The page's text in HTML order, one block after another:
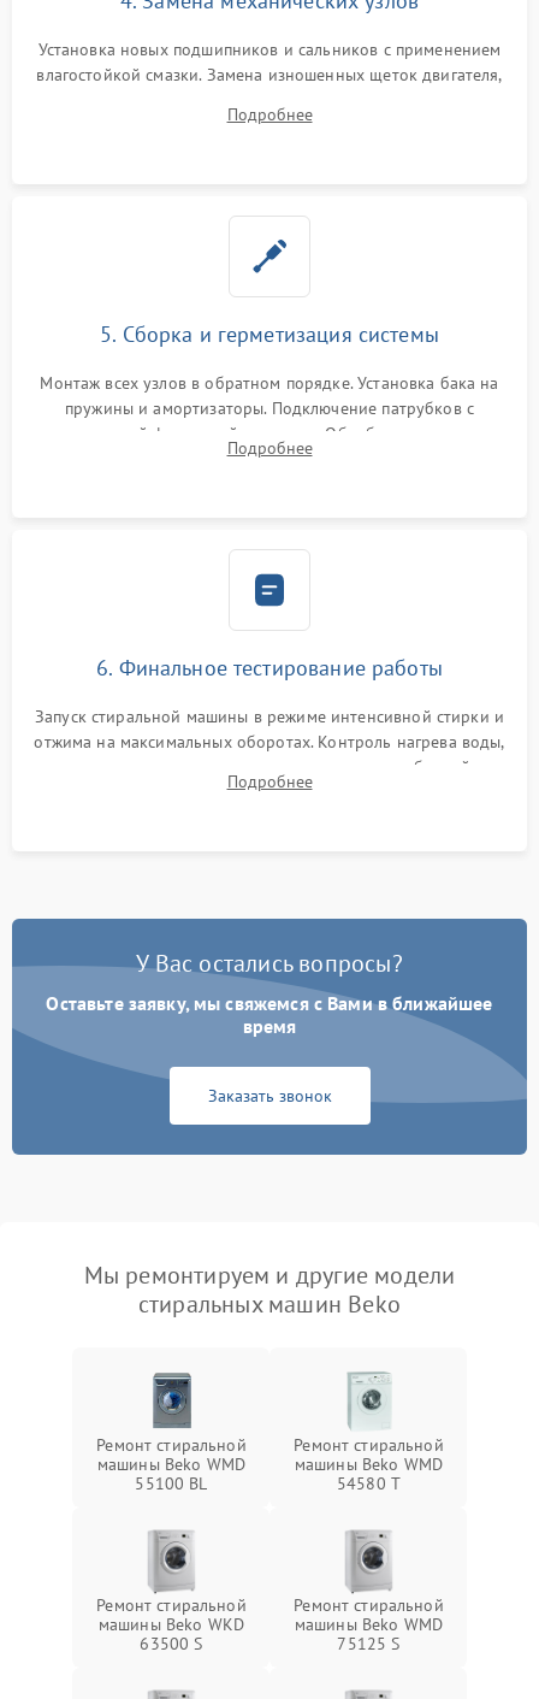
Установка новых подшипников и сальников с применением
влагостойкой смазки. Замена изношенных щеток двигателя,
или поврежденной резиновой манжеты.
Подробнее
5. Сборка и герметизация системы
Монтаж всех узлов в обратном порядке. Установка бака на
пружины и амортизаторы. Подключение патрубков с
надежной фиксацией хомутами. Обработка стыков
герметиком для предотвращения возможных протечек воды.
Подробнее
6. Финальное тестирование работы
Запуск стиральной машины в режиме интенсивной стирки и
отжима на максимальных оборотах. Контроль нагрева воды,
корректности слива, отсутствия излишних вибраций,
посторонних стуков и протечек под корпусом.
Подробнее
У Вас остались вопросы?
Оставьте заявку, мы свяжемся с Вами в ближайшее
время
Заказать звонок
Мы ремонтируем и другие модели
стиральных машин Beko
Ремонт стиральной
машины Beko WMD
55100 BL
Ремонт стиральной
машины Beko WMD
54580 T
Ремонт стиральной
машины Beko WKD
63500 S
Ремонт стиральной
машины Beko WMD
75125 S